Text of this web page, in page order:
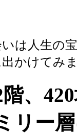
は人生の
かけてみ
、
リー